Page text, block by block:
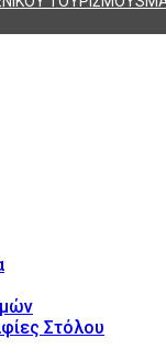
Στόλου